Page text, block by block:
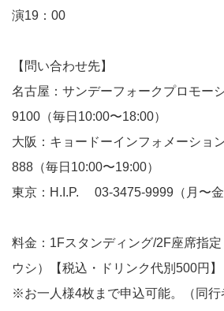
演19：00
【問い合わせ先】
名古屋：サンデーフォークプロモ
9100（毎日10:00〜18:00）
大阪：キョードーインフォメーシ
888（毎日10:00〜19:00）
東京：H.I.P. 03-3475-9999（月〜金
料金：1Fスタンディング/2F座席指
ウシ）【税込・ドリンク代別500円】
※お一人様4枚まで申込可能。（同行